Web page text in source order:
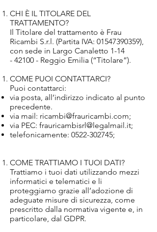
CHI È IL TITOLARE DEL
TRATTAMENTO?
Il Titolare del trattamento è Frau
Ricambi S.r.l. (Partita IVA: 01547390359),
con sede in Largo Canaletto 1-14
- 42100 - Reggio Emilia (“Titolare”).
COME PUOI CONTATTARCI?
Puoi contattarci:
via posta, all’indirizzo indicato al punto
precedente.
via mail: ricambi@frauricambi.com;
via PEC: frauricambisrl@legalmail.it;
telefonicamente: 0522-302745;
COME TRATTIAMO I TUOI DATI?
Trattiamo i tuoi dati utilizzando mezzi
informatici e telematici e li
proteggiamo grazie all’adozione di
adeguate misure di sicurezza, come
prescritto dalla normativa vigente e, in
particolare, dal GDPR.